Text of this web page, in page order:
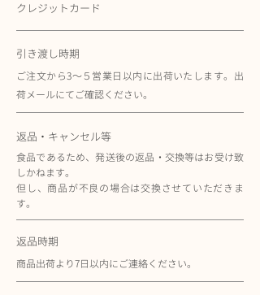
クレジットカード
引き渡し時期
ご注文から3〜５営業日以内に出荷いたします。​出
荷メールにてご確認ください。
返品・キャンセル等
食品であるため、発送後の返品・交換等はお受け致
しかねます。
但し、商品が不良の場合は交換させていただきま
す。
返品時期
商品出荷より7日以内にご連絡ください。